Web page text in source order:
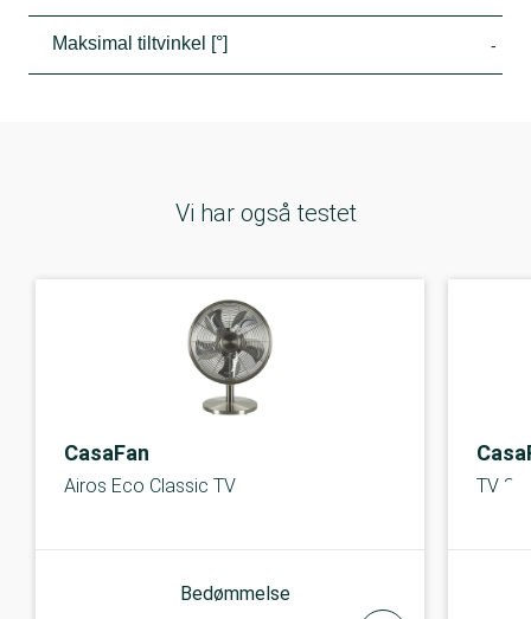
Maksimal tiltvinkel [°] -
Vi har også testet
CasaFan
Airos Eco Classic TV
Bedømmelse
TV